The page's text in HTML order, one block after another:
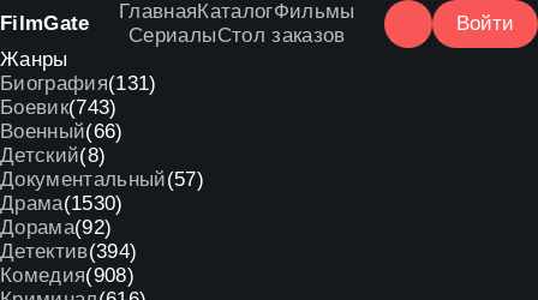
FilmGate
ГлавнаяКаталогФильмы
СериалыСтол заказов
Войти
Жанры
Биография(131)
Боевик(743)
Военный(66)
Детский(8)
Документальный(57)
Драма(1530)
Дорама(92)
Детектив(394)
Комедия(908)